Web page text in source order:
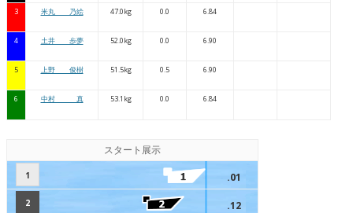
3 米丸 乃絵 47.0kg 0.0 6.84
4 土井 歩夢 52.0kg 0.0 6.90
5 上野 俊樹 51.5kg 0.5 6.90
6 中村 真 53.1kg 0.0 6.84
スタート展示
1 .01
2 .12